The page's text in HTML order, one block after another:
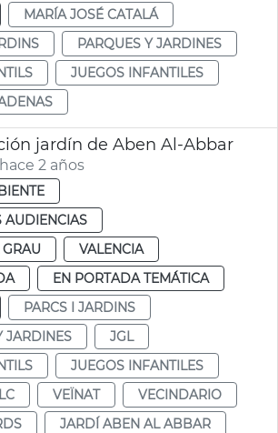
MARÍA JOSÉ CATALÁ
PARQUES Y JARDINES
JUEGOS INFANTILES
jardín de Aben Al-Abbar
2 años
AUDIENCIAS
VALENCIA
EN PORTADA TEMÁTICA
PARCS I JARDINS
JARDINES
JGL
JUEGOS INFANTILES
VEÏNAT
VECINDARIO
JARDÍ ABEN AL ABBAR